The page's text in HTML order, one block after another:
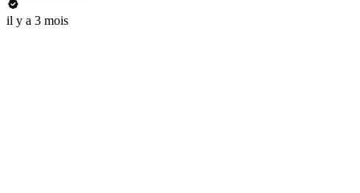
il y a 3 mois